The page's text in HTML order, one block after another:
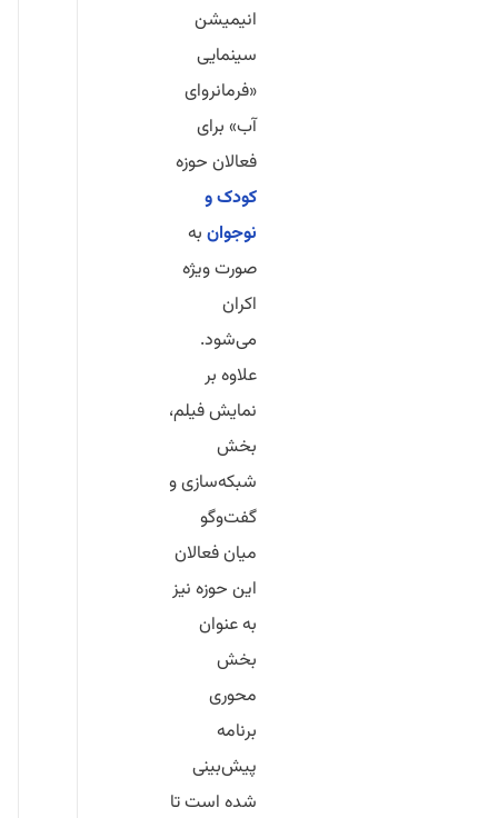
انیمیشن
سینمایی
«فرمانروای
آب» برای
فعالان حوزه
کودک و
نوجوان به
صورت ویژه
اکران
می‌شود.
علاوه بر
نمایش فیلم،
بخش
شبکه‌سازی و
گفت‌وگو
میان فعالان
این حوزه نیز
به عنوان
بخش
محوری
برنامه
پیش‌بینی
شده است تا